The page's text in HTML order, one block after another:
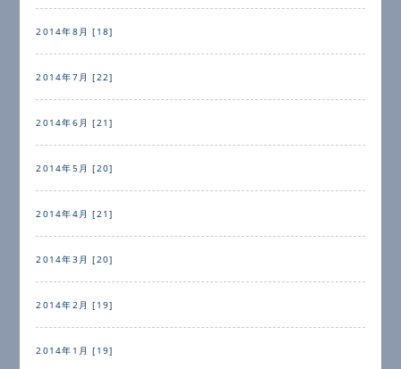
2014年8月 [18]
2014年7月 [22]
2014年6月 [21]
2014年5月 [20]
2014年4月 [21]
2014年3月 [20]
2014年2月 [19]
2014年1月 [19]